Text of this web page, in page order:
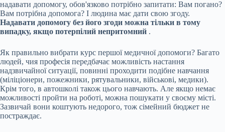
надавати допомогу, обов'язково потрібно запитати: Вам погано?
Вам потрібна допомога? І людина має дати свою згоду.
Надавати допомогу без його згоди можна тільки в тому
випадку, якщо потерпілий непритомний .
Як правильно вибрати курс першої медичної допомоги? Багато
людей, чия професія передбачає можливість настання
надзвичайної ситуації, повинні проходити подібне навчання
(міліціонери, пожежники, рятувальники, військові, медики).
Крім того, в автошколі також цього навчають. Але якщо немає
можливості пройти на роботі, можна пошукати у своєму місті.
Зазвичай вони коштують недорого, тож сімейний бюджет не
постраждає.